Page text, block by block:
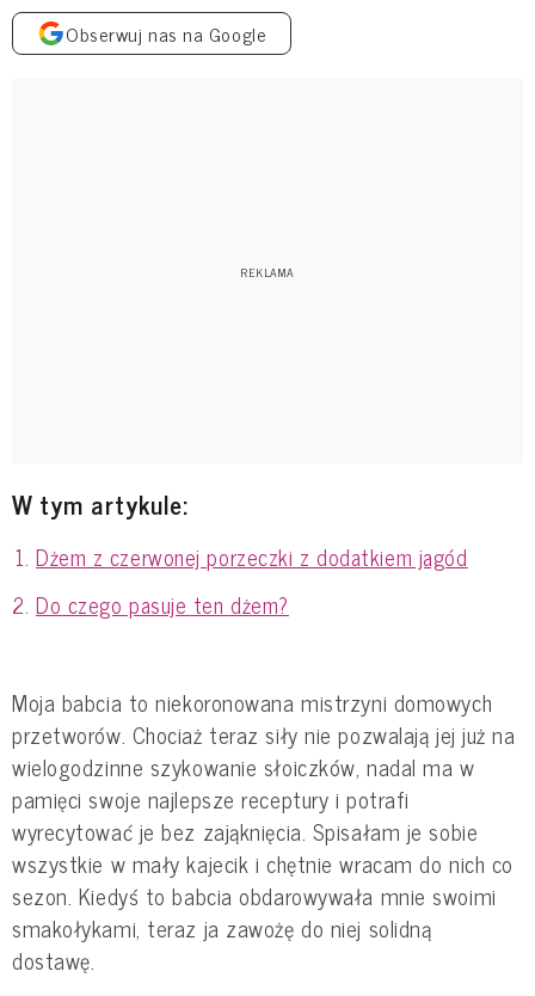
Obserwuj nas na Google
W tym artykule:
Dżem z czerwonej porzeczki z dodatkiem jagód
Do czego pasuje ten dżem?
Moja babcia to niekoronowana mistrzyni domowych
przetworów. Chociaż teraz siły nie pozwalają jej już na
wielogodzinne szykowanie słoiczków, nadal ma w
pamięci swoje najlepsze receptury i potrafi
wyrecytować je bez zająknięcia. Spisałam je sobie
wszystkie w mały kajecik i chętnie wracam do nich co
sezon. Kiedyś to babcia obdarowywała mnie swoimi
smakołykami, teraz ja zawożę do niej solidną
dostawę.